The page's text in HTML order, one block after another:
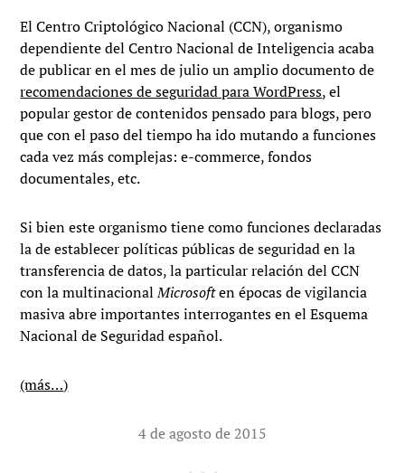
El Centro Criptológico Nacional (CCN), organismo
dependiente del Centro Nacional de Inteligencia acaba
de publicar en el mes de julio un amplio documento de
recomendaciones de seguridad para WordPress, el
popular gestor de contenidos pensado para blogs, pero
que con el paso del tiempo ha ido mutando a funciones
cada vez más complejas: e-commerce, fondos
documentales, etc.
Si bien este organismo tiene como funciones declaradas
la de establecer políticas públicas de seguridad en la
transferencia de datos, la particular relación del CCN
con la multinacionalMicrosoften épocas de vigilancia
masiva abre importantes interrogantes en el Esquema
Nacional de Seguridad español.
(más…)
4 de agosto de 2015